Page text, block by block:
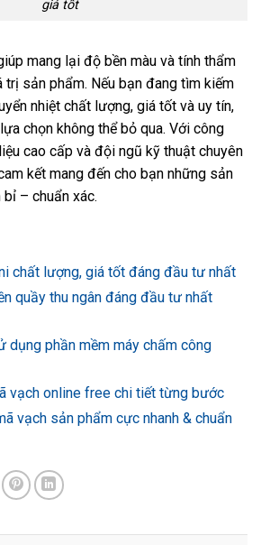
giá tốt
mang lại độ bền màu và tính thẩm
trị sản phẩm. Nếu bạn đang tìm kiếm
nhiệt chất lượng, giá tốt và uy tín,
chọn không thể bỏ qua. Với công
cao cấp và đội ngũ kỹ thuật chuyên
kết mang đến cho bạn những sản
– chuẩn xác.
chất lượng, giá tốt đáng đầu tư nhất
quầy thu ngân đáng đầu tư nhất
dụng phần mềm máy chấm công
vạch online free chi tiết từng bước
vạch sản phẩm cực nhanh & chuẩn